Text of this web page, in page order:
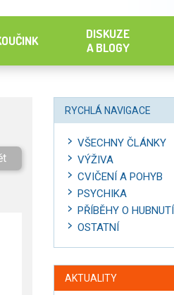
DISKUZE
A BLOGY
RYCHLÁ NAVIGACE
VŠECHNY ČLÁNKY
VÝŽIVA
CVIČENÍ A POHYB
PSYCHIKA
PŘÍBĚHY O HUBNUTÍ
OSTATNÍ
AKTUALITY